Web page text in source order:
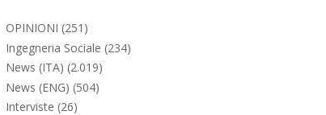
OPINIONI (251)
Ingegneria Sociale (234)
News (ITA) (2.019)
News (ENG) (504)
Interviste (26)